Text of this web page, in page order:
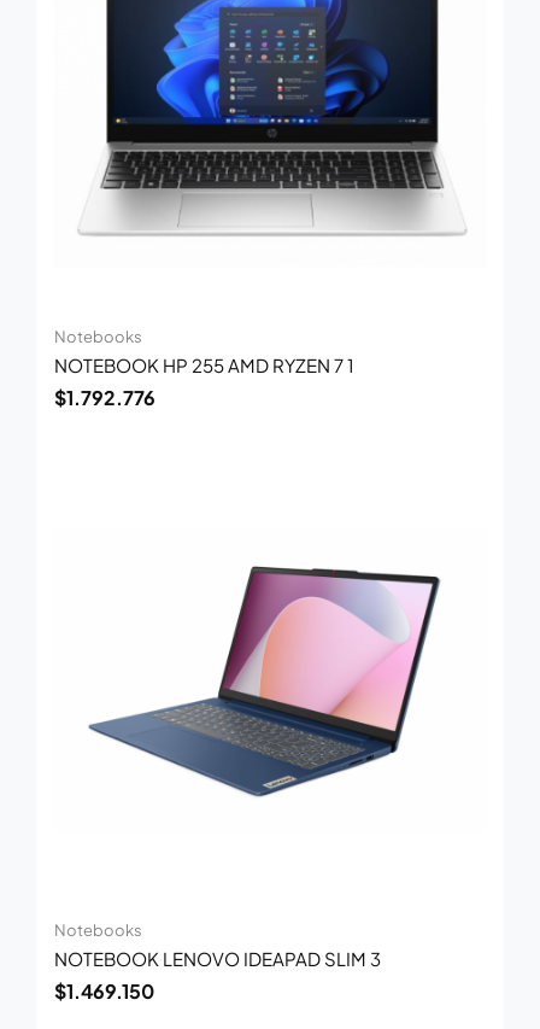
Notebooks
NOTEBOOK HP 255 AMD RYZEN 7 1
$1.792.776
Notebooks
NOTEBOOK LENOVO IDEAPAD SLIM 3
$1.469.150